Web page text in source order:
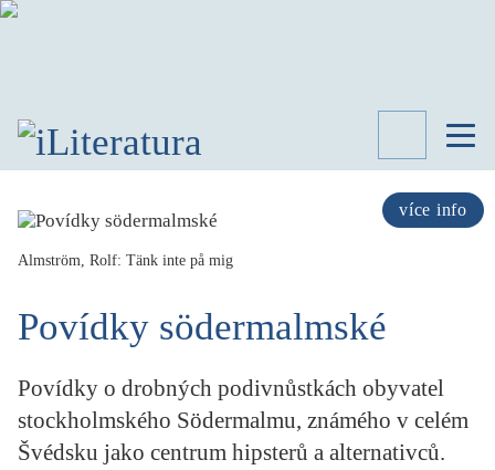
více info
SPISOVATELÉ
KNIHY
LITERATURY
KATEGORIE
STUDIE
PORTRÉT
Almström, Rolf: Tänk inte på mig
Povídky södermalmské
Povídky o drobných podivnůstkách obyvatel
stockholmského Södermalmu, známého v celém
Švédsku jako centrum hipsterů a alternativců.